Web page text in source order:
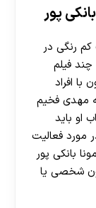
پور
کم رنگی در
چند فیلم
با افراد
مهدی فخیم
او باید
مورد فعالیت
بانکی پور
شخصی یا